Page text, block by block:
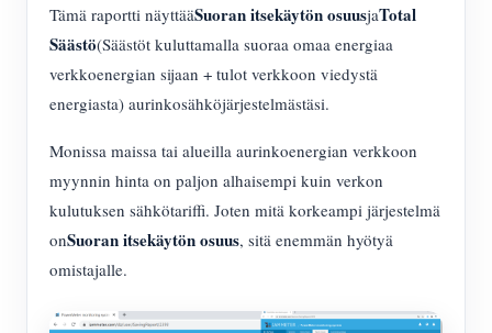
Tämä raportti näyttääSuoran itsekäytön osuusjaTotal
Säästö(Säästöt kuluttamalla suoraa omaa energiaa
verkkoenergian sijaan + tulot verkkoon viedystä
energiasta) aurinkosähköjärjestelmästäsi.
Monissa maissa tai alueilla aurinkoenergian verkkoon
myynnin hinta on paljon alhaisempi kuin verkon
kulutuksen sähkötariffi. Joten mitä korkeampi järjestelmä
onSuoran itsekäytön osuus, sitä enemmän hyötyä
omistajalle.